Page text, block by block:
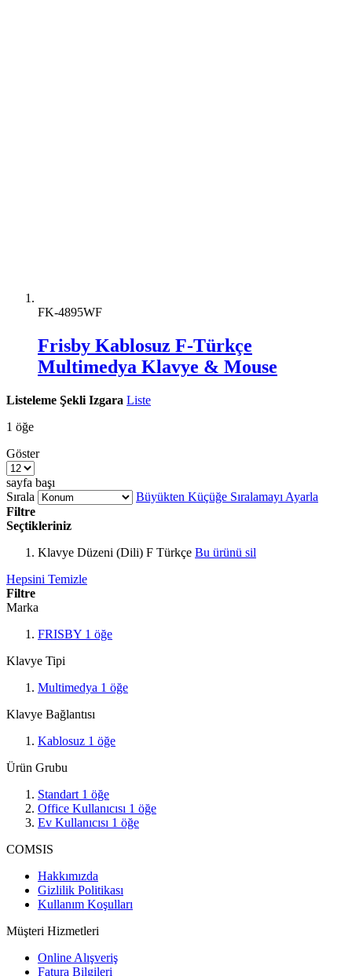
FK-4895WF
Frisby Kablosuz F-Türkçe
Multimedya Klavye & Mouse
Listeleme Şekli Izgara Liste
1 öğe
Göster
sayfa başı
Sırala
Büyükten Küçüğe Sıralamayı Ayarla
Filtre
Seçtikleriniz
Klavye Düzeni (Dili) F Türkçe Bu ürünü sil
Hepsini Temizle
Filtre
Marka
FRISBY 1 öğe
Klavye Tipi
Multimedya 1 öğe
Klavye Bağlantısı
Kablosuz 1 öğe
Ürün Grubu
Standart 1 öğe
Office Kullanıcısı 1 öğe
Ev Kullanıcısı 1 öğe
COMSIS
Hakkımızda
Gizlilik Politikası
Kullanım Koşulları
Müşteri Hizmetleri
Online Alışveriş
Fatura Bilgileri